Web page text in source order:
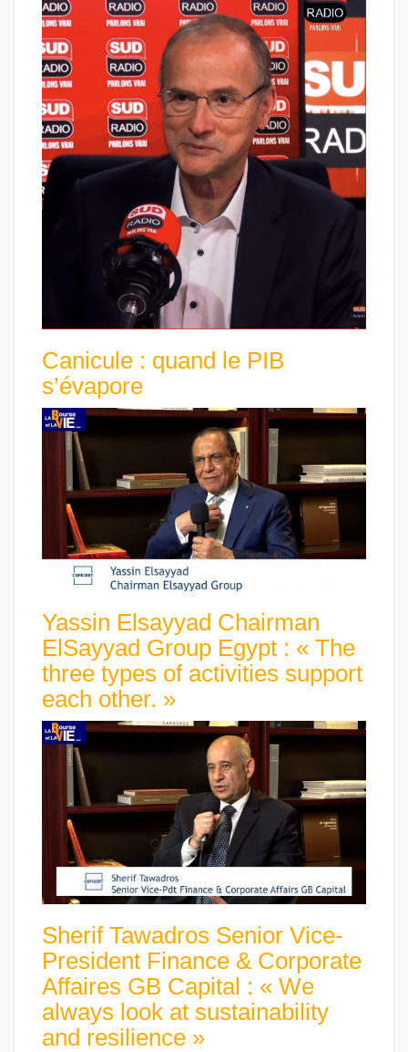
Canicule : quand le PIB
s’évapore
Yassin Elsayyad Chairman
ElSayyad Group Egypt : « The
three types of activities support
each other. »
Sherif Tawadros Senior Vice-
President Finance & Corporate
Affaires GB Capital : « We
always look at sustainability
and resilience »